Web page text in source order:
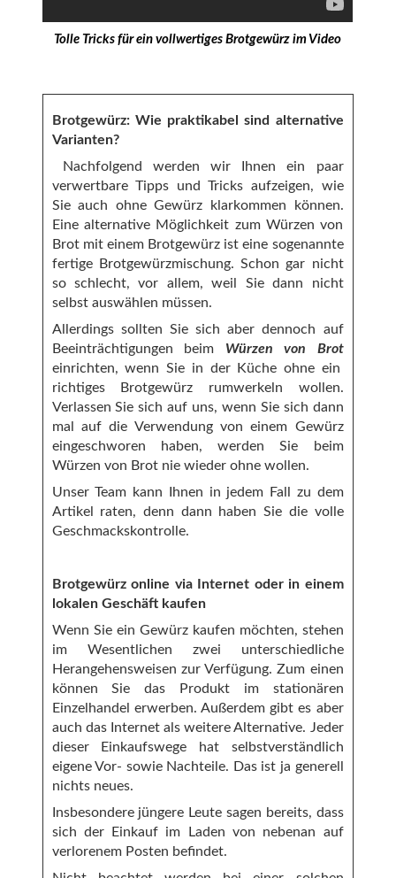
Tolle Tricks für ein vollwertiges Brotgewürz im Video
Brotgewürz: Wie praktikabel sind alternative
Varianten?
Nachfolgend werden wir Ihnen ein paar
verwertbare Tipps und Tricks aufzeigen, wie
Sie auch ohne Gewürz klarkommen können.
Eine alternative Möglichkeit zum Würzen von
Brot mit einem Brotgewürz ist eine sogenannte
fertige Brotgewürzmischung. Schon gar nicht
so schlecht, vor allem, weil Sie dann nicht
selbst auswählen müssen.
Allerdings sollten Sie sich aber dennoch auf
Beeinträchtigungen beim Würzen von Brot
einrichten, wenn Sie in der Küche ohne ein
richtiges Brotgewürz rumwerkeln wollen.
Verlassen Sie sich auf uns, wenn Sie sich dann
mal auf die Verwendung von einem Gewürz
eingeschworen haben, werden Sie beim
Würzen von Brot nie wieder ohne wollen.
Unser Team kann Ihnen in jedem Fall zu dem
Artikel raten, denn dann haben Sie die volle
Geschmackskontrolle.
Brotgewürz online via Internet oder in einem
lokalen Geschäft kaufen
Wenn Sie ein Gewürz kaufen möchten, stehen
im Wesentlichen zwei unterschiedliche
Herangehensweisen zur Verfügung. Zum einen
können Sie das Produkt im stationären
Einzelhandel erwerben. Außerdem gibt es aber
auch das Internet als weitere Alternative. Jeder
dieser Einkaufswege hat selbstverständlich
eigene Vor- sowie Nachteile. Das ist ja generell
nichts neues.
Insbesondere jüngere Leute sagen bereits, dass
sich der Einkauf im Laden von nebenan auf
verlorenem Posten befindet.